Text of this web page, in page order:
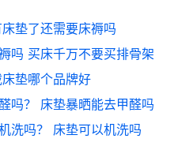
垫了还需要床褥吗
吗 买床千万不要买排骨架
垫哪个品牌好
吗？ 床垫暴晒能去甲醛吗
洗吗？ 床垫可以机洗吗